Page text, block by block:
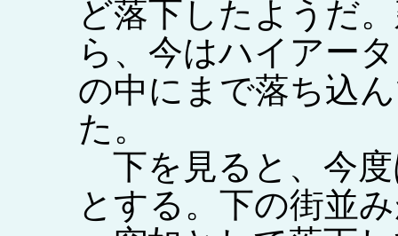
ど落下したようだ
ら、今はハイアー
の中にまで落ち込
た。
下を見ると、今
とする。下の街並